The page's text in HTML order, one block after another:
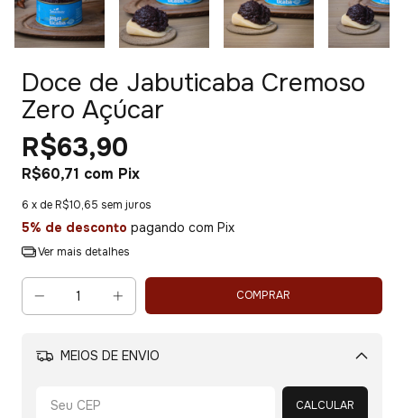
Doce de Jabuticaba Cremoso
Zero Açúcar
R$63,90
R$60,71 com Pix
6 x de R$10,65 sem juros
5% de desconto pagando com Pix
Ver mais detalhes
MEIOS DE ENVIO
Alterar CEP
CALCULAR